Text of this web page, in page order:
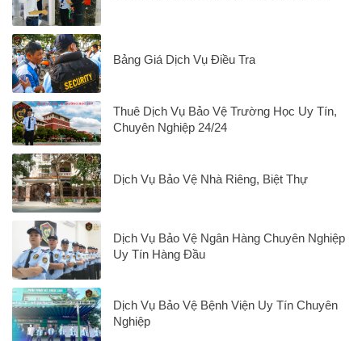
Bảng Giá Dịch Vụ Điều Tra
Thuê Dịch Vụ Bảo Vệ Trường Học Uy Tín,
Chuyên Nghiệp 24/24
Dịch Vụ Bảo Vệ Nhà Riêng, Biệt Thự
Dịch Vụ Bảo Vệ Ngân Hàng Chuyên Nghiệp
Uy Tín Hàng Đầu
Dịch Vụ Bảo Vệ Bệnh Viện Uy Tín Chuyên
Nghiệp